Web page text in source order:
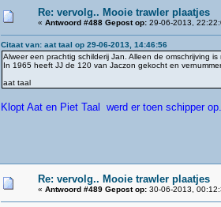
Re: vervolg.. Mooie trawler plaatjes
« Antwoord #488 Gepost op:29-06-2013,
Citaat van: aat taal op 29-06-2013, 14:46:56
Alweer een prachtig schilderij Jan. Alleen de omschrijving
In 1965 heeft JJ de 120 van Jaczon gekocht en
aat taal
Klopt Aat en Piet Taal werd er toen schipper op.
Re: vervolg.. Mooie trawler plaatjes
« Antwoord #489 Gepost op:30-06-2013,